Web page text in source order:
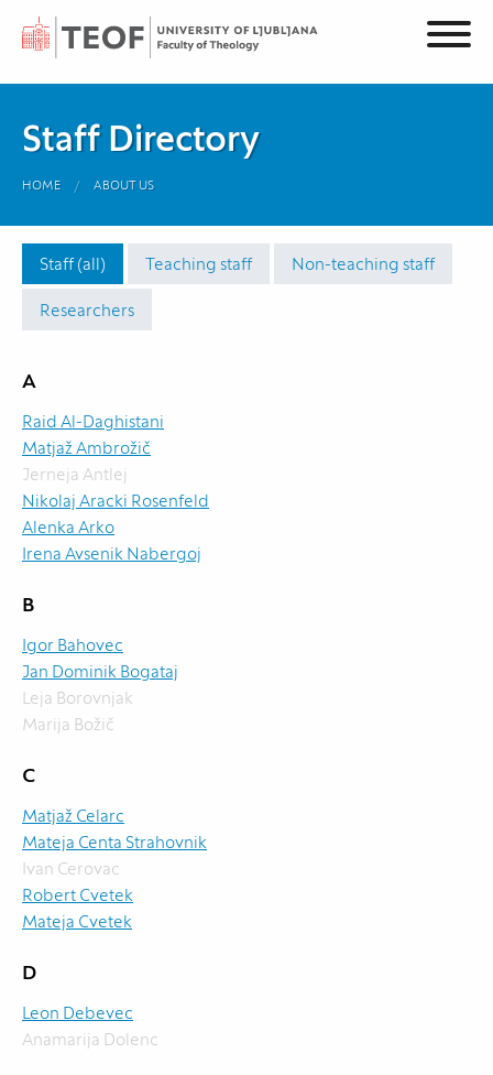
Staff Directory
HOME ABOUT US
Staff (all) Teaching staff Non-teaching staff
Researchers
A
Raid Al-Daghistani
Matjaž Ambrožič
Jerneja Antlej
Nikolaj Aracki Rosenfeld
Alenka Arko
Irena Avsenik Nabergoj
B
Igor Bahovec
Jan Dominik Bogataj
Leja Borovnjak
Marija Božič
C
Matjaž Celarc
Mateja Centa Strahovnik
Ivan Cerovac
Robert Cvetek
Mateja Cvetek
D
Leon Debevec
Anamarija Dolenc